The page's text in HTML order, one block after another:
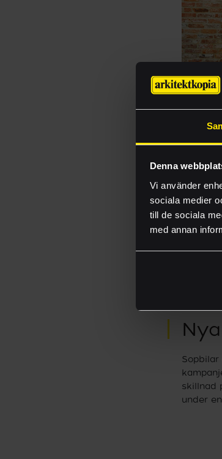
Denna
Vi använder
sociala medier
till de sociala
med annan
skillnad
under